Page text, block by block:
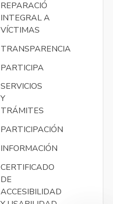
REPARACIÓN
INTEGRAL A
VÍCTIMAS
TRANSPARENCIA
PARTICIPA
SERVICIOS
Y
TRÁMITES
PARTICIPACIÓN
INFORMACIÓN
CERTIFICADO
DE
ACCESIBILIDAD